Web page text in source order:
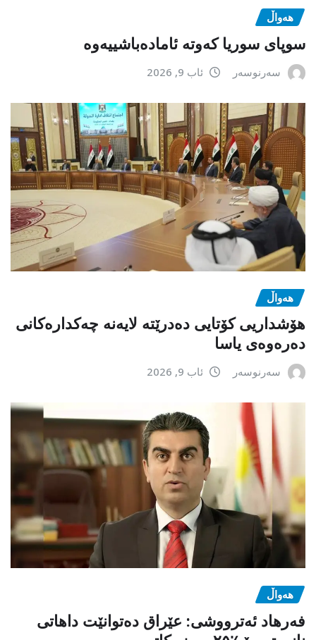
هەواڵ
سوپای سوریا کەوتە ئامادەباشییەوە
سەرنوسەر ئاب 9, 2026
هەواڵ
هۆشداریی کۆتایی دەدرێتە لایەنە چەکدارەکانی
دەرەوەی یاسا
سەرنوسەر ئاب 9, 2026
هەواڵ
فەرهاد ئەترووشی: عێراق دەتوانێت داهاتی